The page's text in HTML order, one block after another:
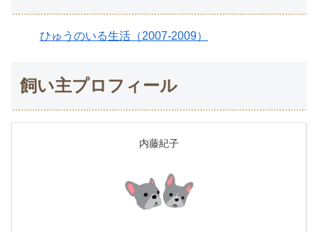
ひゅうのいる生活（2007-2009）
飼い主プロフィール
内藤紀子